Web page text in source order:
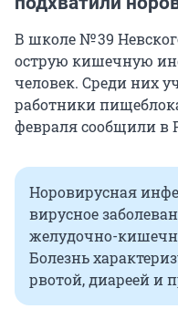
В школе№ 39
острую кишечную
человек. Среди них
работники
февраля сообщили в
Норовирусная
вирусное
желудочно-
Болезнь
рвотой, диареей и